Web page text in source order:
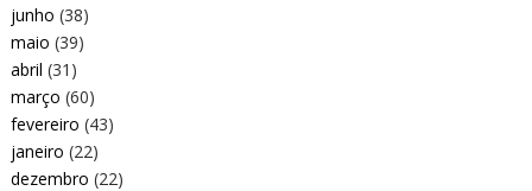
junho (38)
maio (39)
abril (31)
março (60)
fevereiro (43)
janeiro (22)
dezembro (22)